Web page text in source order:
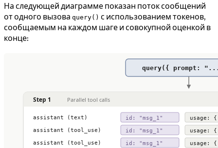
На следующей диаграмме показан поток сообщений
от одного вызова query() с использованием токенов,
сообщаемым на каждом шаге и совокупной оценкой в
конце: